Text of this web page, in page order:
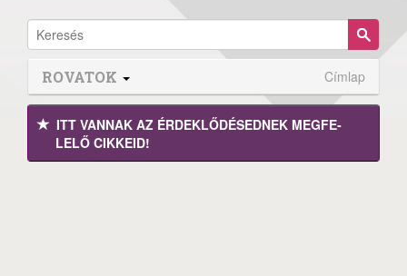
ROVATOK Címlap
ITT VANNAK AZ ÉRDEK­LŐDÉ­SEDNEK MEGFE­
LELŐ CIKKEID!